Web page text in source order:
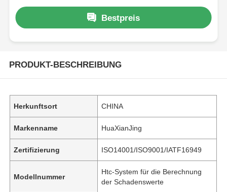
Bestpreis
PRODUKT-BESCHREIBUNG
Herkunftsort CHINA
Markenname HuaXianJing
Zertifizierung ISO14001/ISO9001/IATF16949
Modellnummer
Htc-System für die Berechnung
der Schadenswerte